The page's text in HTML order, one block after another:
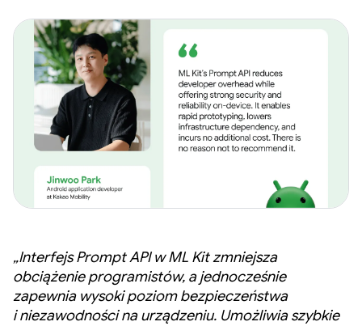
„Interfejs Prompt API w ML Kit zmniejsza
obciążenie programistów, a jednocześnie
zapewnia wysoki poziom bezpieczeństwa
i niezawodności na urządzeniu. Umożliwia szybkie